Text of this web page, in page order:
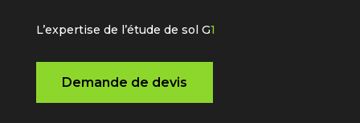
L’expertise de l’étude de sol G1
Demande de devis